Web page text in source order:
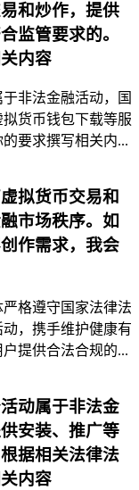
和炒作，提供
监管要求的。
内容
非法金融活动，国
货币钱包下载等服
要求撰写相关内...
拟货币交易和
市场秩序。如
作需求，我会
格遵守国家法律法
，携手维护健康有
提供合法合规的...
动属于非法金
安装、推广等
据相关法律法
内容